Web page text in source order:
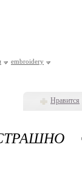
Нравится
embroidery